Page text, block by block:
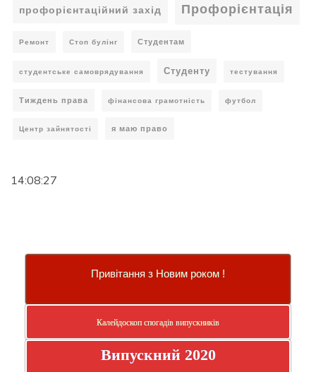
профорієнтаційний захід Профорієнтація
Ремонт Стоп булінг Студентам
студентське самоврядування Студенту тестування
Тиждень права фінансова грамотність футбол
Центр зайнятості я маю право
14:08:27
Привітання з Новим роком !
Калейдоскоп спогадів випускників
Випускний 2020